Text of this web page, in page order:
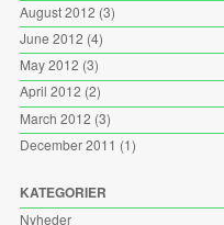
August 2012 (3)
June 2012 (4)
May 2012 (3)
April 2012 (2)
March 2012 (3)
December 2011 (1)
KATEGORIER
Nyheder